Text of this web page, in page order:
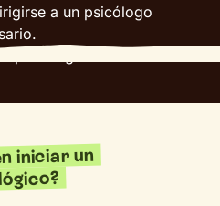
a un psicólogo
iniciar un